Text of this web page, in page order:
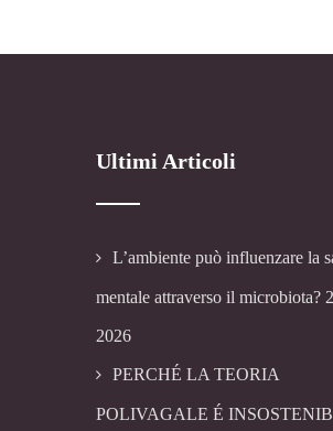
Ultimi Articoli
L’ambiente può influenzare la
mentale attraverso il microbiota?
2026
PERCHÉ LA TEORIA
POLIVAGALE É